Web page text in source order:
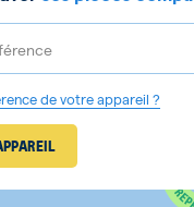
de votre appareil ?